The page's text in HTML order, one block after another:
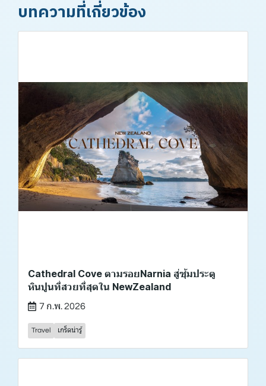
บทความที่เกี่ยวข้อง
Cathedral Cove ตามรอยNarnia สู่ซุ้มประตู
หินปูนที่สวยที่สุดใน NewZealand
7 ก.พ. 2026
Travel เกร็ดน่ารู้